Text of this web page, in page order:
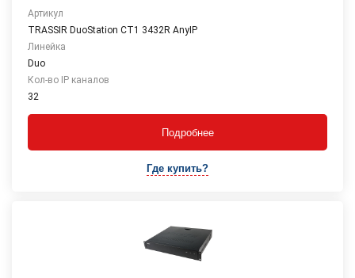
Артикул
TRASSIR DuoStation СТ1 3432R AnyIP
Линейка
Duo
Кол-во IP каналов
32
Подробнее
Где купить?